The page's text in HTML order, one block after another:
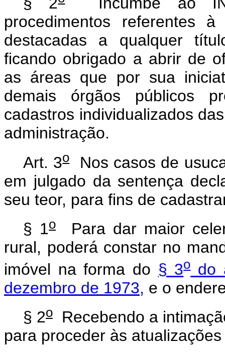
procedimentos referentes
destacadas a qualquer
ficando obrigado a abrir de
as áreas que por sua
demais órgãos públicos
cadastros individualizados
administração.
Art. 3oNos casos de
em julgado da sentença
seu teor, para fins de
§ 1oPara dar maior
rural, poderá constar no
imóvel na forma do § 3odo
dezembro de 1973, e o
§ 2o Recebendo a
para proceder às